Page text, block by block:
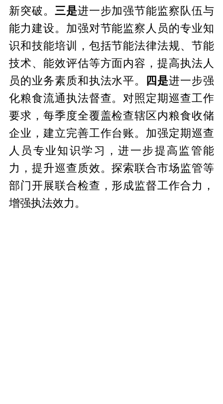
新突破。 三是进一步加强节能监察队伍与
能力建设。加强对节能监察人员的专业知
识和技能培训，包括节能法律法规、节能
技术、能效评估等方面内容，提高执法人
员的业务素质和执法水平。
四是进一步强
化粮食流通执法督查。对照定期巡查工作
要求，每季度全覆盖检查辖区内粮食收储
企业，建立完善工作台账。加强定期巡查
人员专业知识学习，进一步提高监管能
力，提升巡查质效。探索联合市场监管等
部门开展联合检查，形成监督工作合力，
增强执法效力。